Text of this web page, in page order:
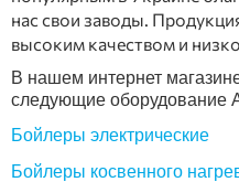
нас свои заводы.
высоким качеством и
В нашем интернет
следующие оборудование
Бойлеры электрические
Бойлеры косвенного